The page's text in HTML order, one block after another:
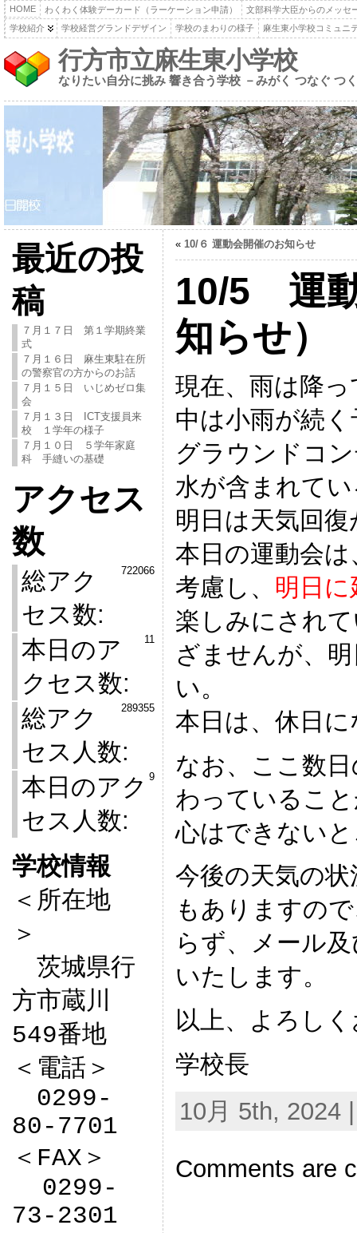
HOME わくわく体験デーカード（ラーケーション申請）
文部科学大臣からのメッセ
学校紹介
学校経営グランドデザイン 学校のまわりの様子 麻生東小学校コミュニ
行方市立麻生東小学校
なりたい自分に挑み 響き合う学校 －みがく つなぐ つ
最近の投
稿
７月１７日 第１学期終業
式
７月１６日 麻生東駐在所
の警察官の方からのお話
７月１５日 いじめゼロ集
会
７月１３日 ICT支援員来
校 １学年の様子
７月１０日 ５学年家庭
科 手縫いの基礎
アクセス
数
722066
総アク
セス数:
11
本日のア
クセス数:
289355
総アク
セス人数:
9
本日のアク
セス人数:
学校情報
＜所在地
＞
茨城県行
方市蔵川
549番地
＜電話＞
0299-
80-7701
＜FAX＞
73-2301
« 10/６ 運動会開催のお知らせ
10/5 運
知らせ）
現在、雨は降
中は小雨が続
グラウンドコ
水が含まれて
明日は天気回
本日の運動会
考慮し、 明日に
楽しみにされ
ざませんが、
い。
本日は、休日
なお、ここ数
わっているこ
心はできない
今後の天気の
もありますの
らず、メール
いたします。
以上、よろし
学校長
10月 5th, 2024
Comments are